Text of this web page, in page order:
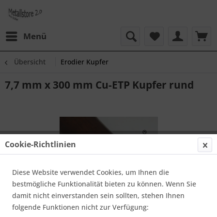
Menü
Übersicht Erodier Kupfer
7,7 mm x 300 mm Cu-ETP Kupfer rund
Cookie-Richtlinien
Diese Website verwendet Cookies, um Ihnen die
bestmögliche Funktionalität bieten zu können. Wenn Sie
damit nicht einverstanden sein sollten, stehen Ihnen
folgende Funktionen nicht zur Verfügung: